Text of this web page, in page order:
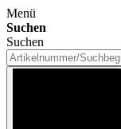
Menü
Suchen
Suchen